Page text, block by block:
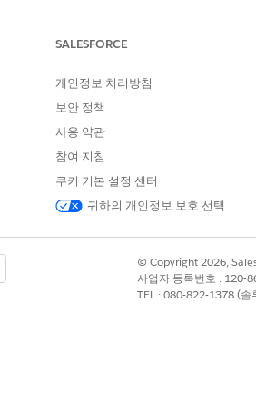
어 자산 그룹에서 중요한 수명 주기 전환
에서 대량 작업 실행
어 자산 그룹에서 중요한 수명 주기 전환
산 대량 추가
여러 개의 사용 중지된 장치 또는 수명 종료
설정, 알림 또는 이메일을 통해 백그라운드
SALESFORCE
개인정보 처리방침
보안 정책
사용 약관
참여 지침
쿠키 기본 설정 센터
귀하의 개인정보 보호 선택
© Copyright 2026,
사업자 등록번호 : 120-
TEL : 080-822-1378 (